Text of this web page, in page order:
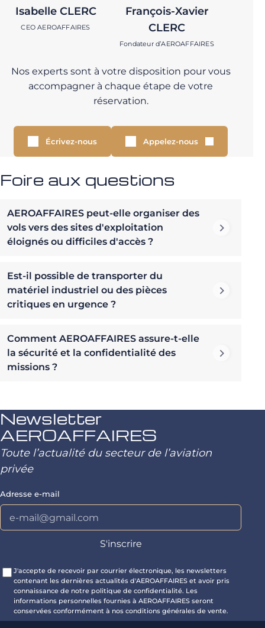
Isabelle CLERC
CEO AEROAFFAIRES
François-Xavier
CLERC
Fondateur d’AEROAFFAIRES
Nos experts sont à votre disposition pour vous
accompagner à chaque étape de votre
réservation.
Écrivez-nous Appelez-nous
Foire aux questions
AEROAFFAIRES peut-elle organiser des
vols vers des sites d'exploitation
éloignés ou difficiles d'accès ?
Est-il possible de transporter du
matériel industriel ou des pièces
critiques en urgence ?
Comment AEROAFFAIRES assure-t-elle
la sécurité et la confidentialité des
missions ?
Newsletter
AEROAFFAIRES
Toute l’actualité du secteur de l’aviation
privée
Adresse e-mail
J'accepte de recevoir par courrier électronique, les newsletters
contenant les dernières actualités d'AEROAFFAIRES et avoir pris
connaissance de notre politique de confidentialité. Les
informations personnelles fournies à AEROAFFAIRES seront
conservées conformément à nos conditions générales de vente.